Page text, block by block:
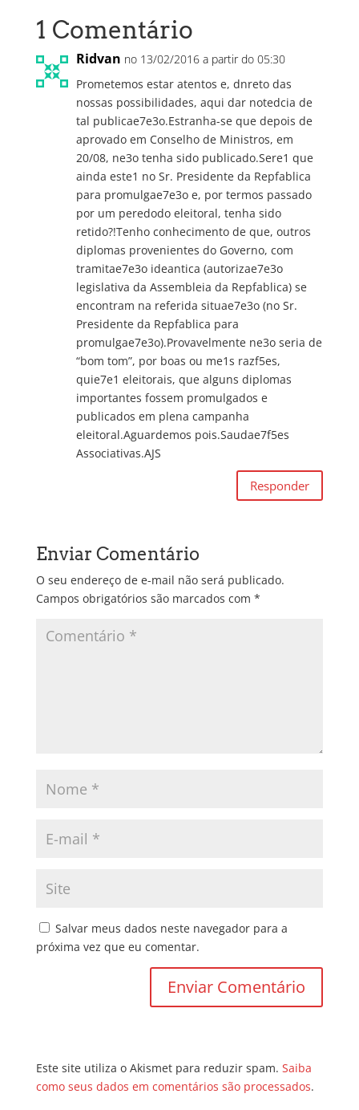
1 Comentário
Ridvan no 13/02/2016 a partir do 05:30
Prometemos estar atentos e, dnreto das
nossas possibilidades, aqui dar notedcia de
tal publicae7e3o.Estranha-se que depois de
aprovado em Conselho de Ministros, em
20/08, ne3o tenha sido publicado.Sere1 que
ainda este1 no Sr. Presidente da Repfablica
para promulgae7e3o e, por termos passado
por um peredodo eleitoral, tenha sido
retido?!Tenho conhecimento de que, outros
diplomas provenientes do Governo, com
tramitae7e3o ideantica (autorizae7e3o
legislativa da Assembleia da Repfablica) se
encontram na referida situae7e3o (no Sr.
Presidente da Repfablica para
promulgae7e3o).Provavelmente ne3o seria de
“bom tom”, por boas ou me1s razf5es,
quie7e1 eleitorais, que alguns diplomas
importantes fossem promulgados e
publicados em plena campanha
eleitoral.Aguardemos pois.Saudae7f5es
Associativas.AJS
Responder
Enviar Comentário
O seu endereço de e-mail não será publicado.
Campos obrigatórios são marcados com *
Salvar meus dados neste navegador para a
próxima vez que eu comentar.
Este site utiliza o Akismet para reduzir spam. Saiba
como seus dados em comentários são processados.